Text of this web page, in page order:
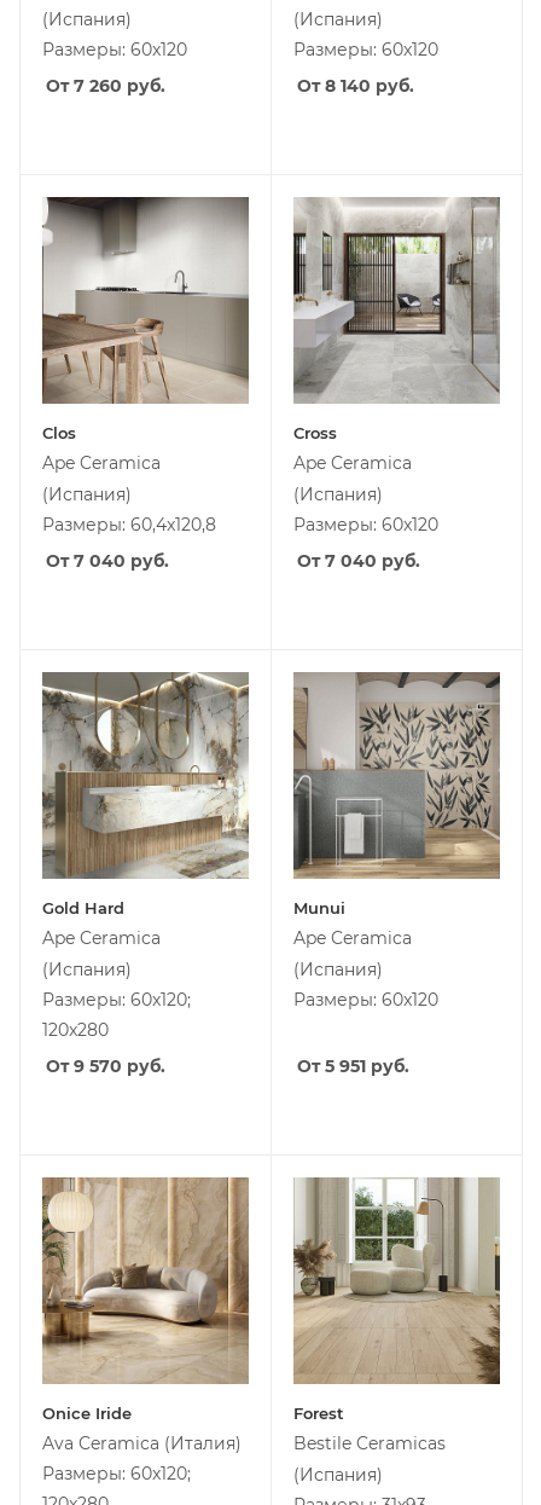
(Испания)
Размеры: 60x120
От 7 260 руб.
(Испания)
Размеры: 60x120
От 8 140 руб.
Clos
Ape Ceramica
(Испания)
Размеры: 60,4x120,8
От 7 040 руб.
Cross
Ape Ceramica
(Испания)
Размеры: 60x120
От 7 040 руб.
Gold Hard
Ape Ceramica
(Испания)
Размеры: 60x120;
120x280
От 9 570 руб.
Munui
Ape Ceramica
(Испания)
Размеры: 60x120
От 5 951 руб.
Onice Iride
Ava Ceramica (Италия)
Размеры: 60x120;
Forest
Bestile Ceramicas
(Испания)